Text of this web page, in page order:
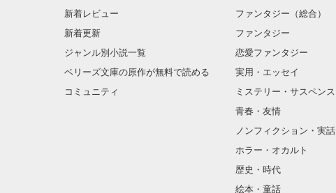
新着レビュー
新着更新
ジャンル別小説一覧
ベリーズ文庫の原作が無料で読める
コミュニティ
ファンタジー（総合）
ファンタジー
恋愛ファンタジー
実用・エッセイ
ミステリー・サスペンス
青春・友情
ノンフィクション・実話
ホラー・オカルト
歴史・時代
絵本・童話